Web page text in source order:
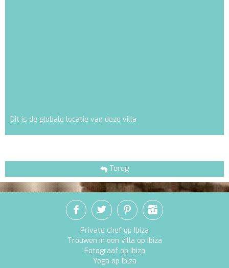
Dit is de globale locatie van deze villa
Terug
Private chef op Ibiza
Trouwen in een villa op Ibiza
Fotograaf op Ibiza
Yoga op Ibiza